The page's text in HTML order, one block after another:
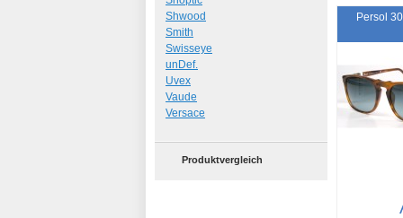
Persol
Shwood
Smith
Swisseye
unDef.
Uvex
Vaude
Versace
Produktvergleich